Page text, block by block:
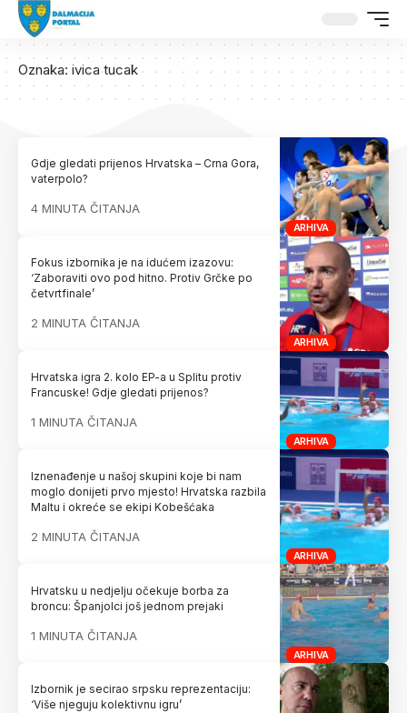
Oznaka: ivica tucak
ARHIVA
Gdje gledati prijenos Hrvatska – Crna Gora,
vaterpolo?
4 MINUTA ČITANJA
ARHIVA
Fokus izbornika je na idućem izazovu:
‘Zaboraviti ovo pod hitno. Protiv Grčke po
četvrtfinale’
2 MINUTA ČITANJA
ARHIVA
Hrvatska igra 2. kolo EP-a u Splitu protiv
Francuske! Gdje gledati prijenos?
1 MINUTA ČITANJA
ARHIVA
Iznenađenje u našoj skupini koje bi nam
moglo donijeti prvo mjesto! Hrvatska razbila
Maltu i okreće se ekipi Kobešćaka
2 MINUTA ČITANJA
ARHIVA
Hrvatsku u nedjelju očekuje borba za
broncu: Španjolci još jednom prejaki
1 MINUTA ČITANJA
Izbornik je secirao srpsku reprezentaciju:
‘Više njeguju kolektivnu igru’